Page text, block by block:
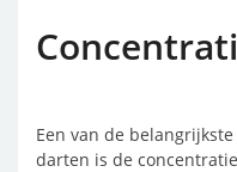
Een van de
darten is de